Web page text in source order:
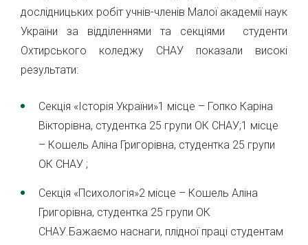
дослідницьких робіт учнів-членів Малої академії наук
України за відділеннями та секціями студенти
Охтирського коледжу СНАУ показали високі
результати:
Секція «Історія України»1 місце – Гопко Каріна
Вікторівна, студентка 25 групи ОК СНАУ;1 місце
– Кошель Аліна Григорівна, студентка 25 групи
ОК СНАУ ;
Секція «Психологія»2 місце – Кошель Аліна
Григорівна, студентка 25 групи ОК
СНАУ.Бажаємо наснаги, плідної праці студентам